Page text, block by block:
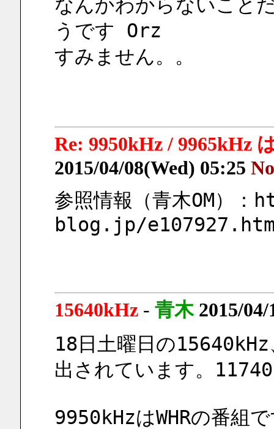
なんかわからないこと
うです Orz
すみません。。
Re: 9950kHz / 9965kHz
2015/04/08(Wed) 05:25
参照情報（青木OM
blog.jp/
15640kHz- 青木 2015/
18日土曜日の
出されています。
9950kHzはWHRの番組